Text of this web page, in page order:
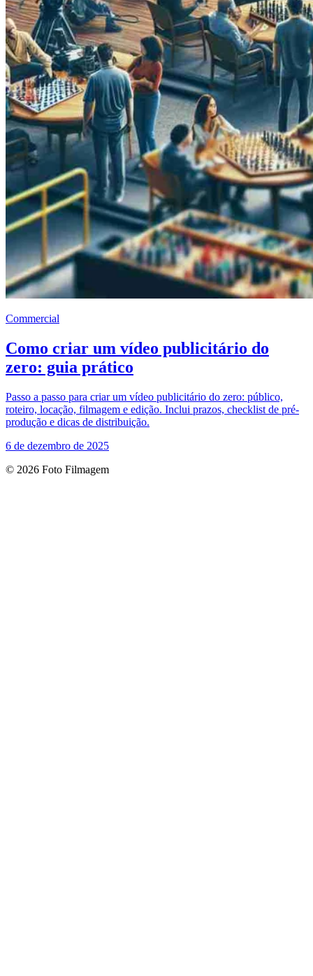
Commercial
Como criar um vídeo publicitário do
zero: guia prático
Passo a passo para criar um vídeo publicitário do zero: público,
roteiro, locação, filmagem e edição. Inclui prazos, checklist de pré-
produção e dicas de distribuição.
6 de dezembro de 2025
© 2026 Foto Filmagem